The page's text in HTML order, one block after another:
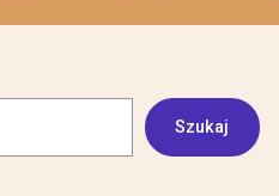
Szukaj